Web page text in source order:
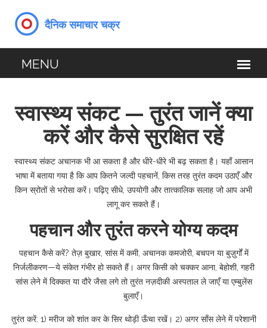
स्वास्थ्य संकट — तुरंत जानें क्या
करें और कैसे सुरक्षित रहें
स्वास्थ्य संकट अचानक भी आ सकता है और धीरे-धीरे भी बढ़ सकता है। यहाँ आसान
भाषा में बताया गया है कि आप कितने जल्दी पहचानें, किस तरह तुरंत कदम उठाएँ और
किन स्रोतों से भरोसा करें। पढ़िए सीधे, उपयोगी और तात्कालिक सलाह जो आप अभी
लागू कर सकते हैं।
पहचान और तुरंत करने योग्य कदम
पहचान कैसे करें? तेज़ बुखार, सांस में कमी, अचानक कमजोरी, बचपन या बुज़ुर्गों में
निर्जलीकरण—ये संकेत गंभीर हो सकते हैं। अगर किसी को चक्कर आना, बेहोशी, गहरी
सांस लेने में दिक्कत या दौरे जैसा लगे तो तुरंत नज़दीकी अस्पताल ले जाएँ या एम्बुलेंस
बुलाएँ।
तुरंत करें: 1) मरीज को शांत कर के सिर थोड़ी ऊँचा रखें। 2) अगर साँस लेने में परेशानी